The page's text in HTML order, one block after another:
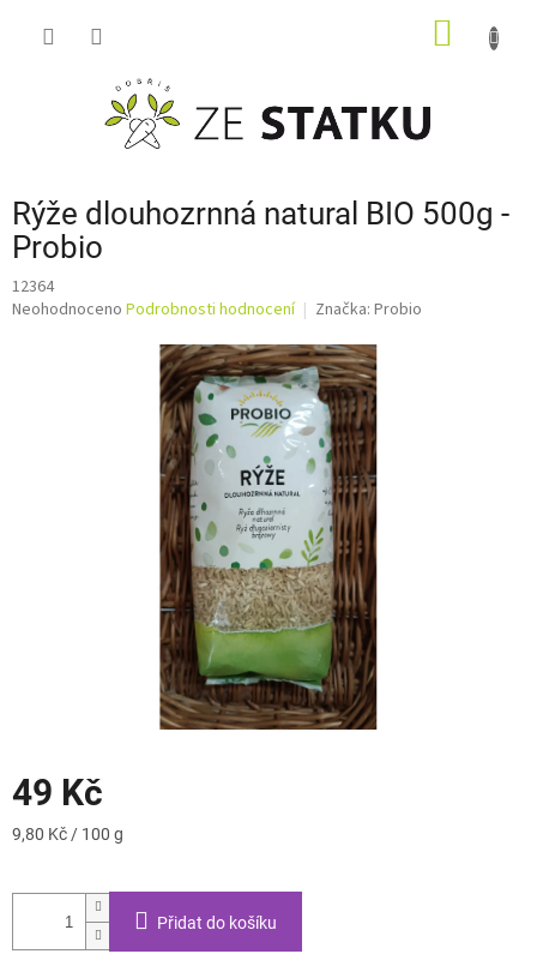
Rýže dlouhozrnná natural BIO 500g -
Probio
12364
Průměrné
Neohodnoceno Podrobnosti hodnocení Značka: Probio
49 Kč
Měrná
9,80 Kč / 100 g
Přidat do košíku